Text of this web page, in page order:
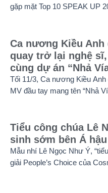
gặp mặt Top 10 SPEAK UP
Ca nương Kiều
quay trở lại nghệ
cùng dự án “Nhả
Tối 11/3, Ca nương Kiều
MV đầu tay mang tên “Nhả
Shyn, Muội, Ngọc Thanh
Tiểu công chúa Lê
sinh sớm bên Á
Mẫu nhí Lê Ngọc Như Ý,
giải People’s Choice của